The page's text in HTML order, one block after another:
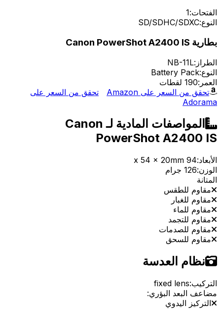
الفتحات:1
النوع:SD/SDHC/SDXC
بطارية Canon PowerShot A2400 IS
الطراز:NB-11L
النوع:Battery Pack
العمر:190 لقطات
تحقق من السعر على Amazon
تحقق من السعر على
Adorama
المواصفات المادية لـ Canon
PowerShot A2400 IS
الأبعاد:94 x 54 x 20mm
الوزن:126 جرام
المتانة
مقاوم للطقس
مقاوم للغبار
مقاوم للماء
مقاوم للتجمد
مقاوم للصدمات
مقاوم للسحق
نظام العدسة
التركيب:fixed lens
مضاعف البعد البؤري:
التركيز اليدوي